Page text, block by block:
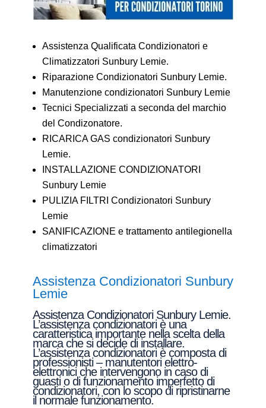
Assistenza Qualificata Condizionatori e
Climatizzatori Sunbury Lemie.
Riparazione Condizionatori Sunbury Lemie.
Manutenzione condizionatori Sunbury Lemie
Tecnici Specializzati a seconda del marchio
del Condizonatore.
RICARICA GAS condizionatori Sunbury
Lemie.
INSTALLAZIONE CONDIZIONATORI
Sunbury Lemie
PULIZIA FILTRI Condizionatori Sunbury
Lemie
SANIFICAZIONE e trattamento antilegionella
climatizzatori
Assistenza Condizionatori Sunbury
Lemie
Assistenza Condizionatori Sunbury Lemie.
L’assistenza condizionatori è una
caratteristica importante nella scelta della
marca che si decide di installare.
L’assistenza condizionatori è composta di
professionisti – manutentori elettro-
elettronici che intervengono in caso di
guasti o di funzionamento imperfetto di
condizionatori, con lo scopo di ripristinarne
il normale funzionamento.